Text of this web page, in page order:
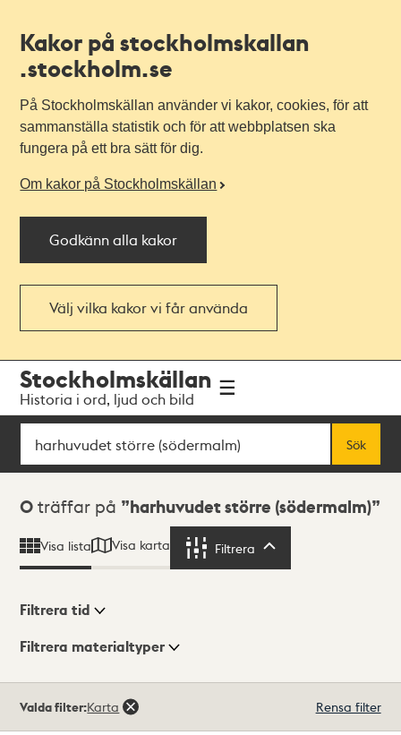
Kakor på stockholmskallan
.stockholm.se
På Stockholmskällan använder vi kakor, cookies, för att
sammanställa statistik och för att webbplatsen ska
fungera på ett bra sätt för dig.
Om kakor på Stockholmskällan
Godkänn alla kakor
Välj vilka kakor vi får använda
navigationen
huvudinnehållet
Stockholmskällan
Historia i ord, ljud och bild
Sök
Sök
Sökresultat
0 träffar på harhuvudet större (södermalm)
Visa lista Visa karta Filtrera
Visningsläge
Filtrera tid
Filtrera materialtyper
träffar
Valda filter:Karta Rensa filter